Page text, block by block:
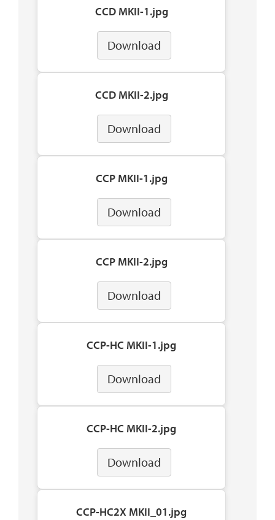
CCD MKII-1.jpg
Download
CCD MKII-2.jpg
Download
CCP MKII-1.jpg
Download
CCP MKII-2.jpg
Download
CCP-HC MKII-1.jpg
Download
CCP-HC MKII-2.jpg
Download
CCP-HC2X MKII_01.jpg